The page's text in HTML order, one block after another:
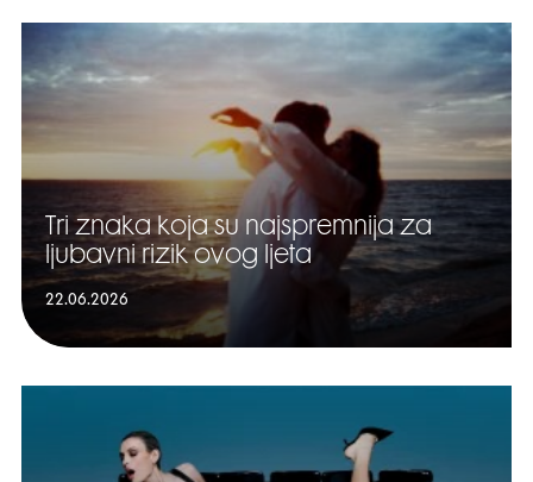
Tri znaka koja su najspremnija za
ljubavni rizik ovog ljeta
22.06.2026